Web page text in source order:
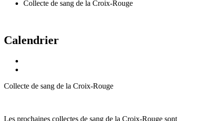
Collecte de sang de la Croix-Rouge
Calendrier
Collecte de sang de la Croix-Rouge
Les prochaines collectes de sang de la Croix-Rouge sont